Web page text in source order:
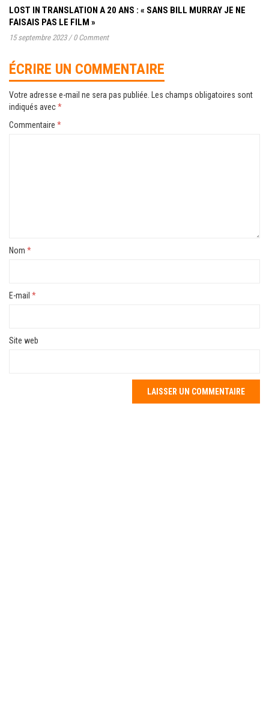
LOST IN TRANSLATION A 20 ANS : « SANS BILL MURRAY JE NE
FAISAIS PAS LE FILM »
15 septembre 2023 / 0 Comment
ÉCRIRE UN COMMENTAIRE
Votre adresse e-mail ne sera pas publiée. Les champs obligatoires sont
indiqués avec*
Commentaire *
Nom *
E-mail *
Site web